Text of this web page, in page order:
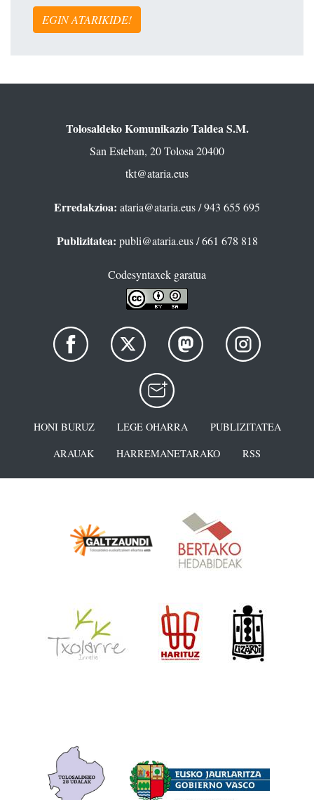
EGIN ATARIKIDE!
Tolosaldeko Komunikazio Taldea S.M.
San Esteban, 20 Tolosa 20400
tkt@ataria.eus
Erredakzioa: ataria@ataria.eus/ 943 655 695
Publizitatea: publi@ataria.eus/ 661 678 818
Codesyntaxek garatua
HONI BURUZ LEGE OHARRA
PUBLIZITATEA
ARAUAK
HARREMANETARAKO RSS